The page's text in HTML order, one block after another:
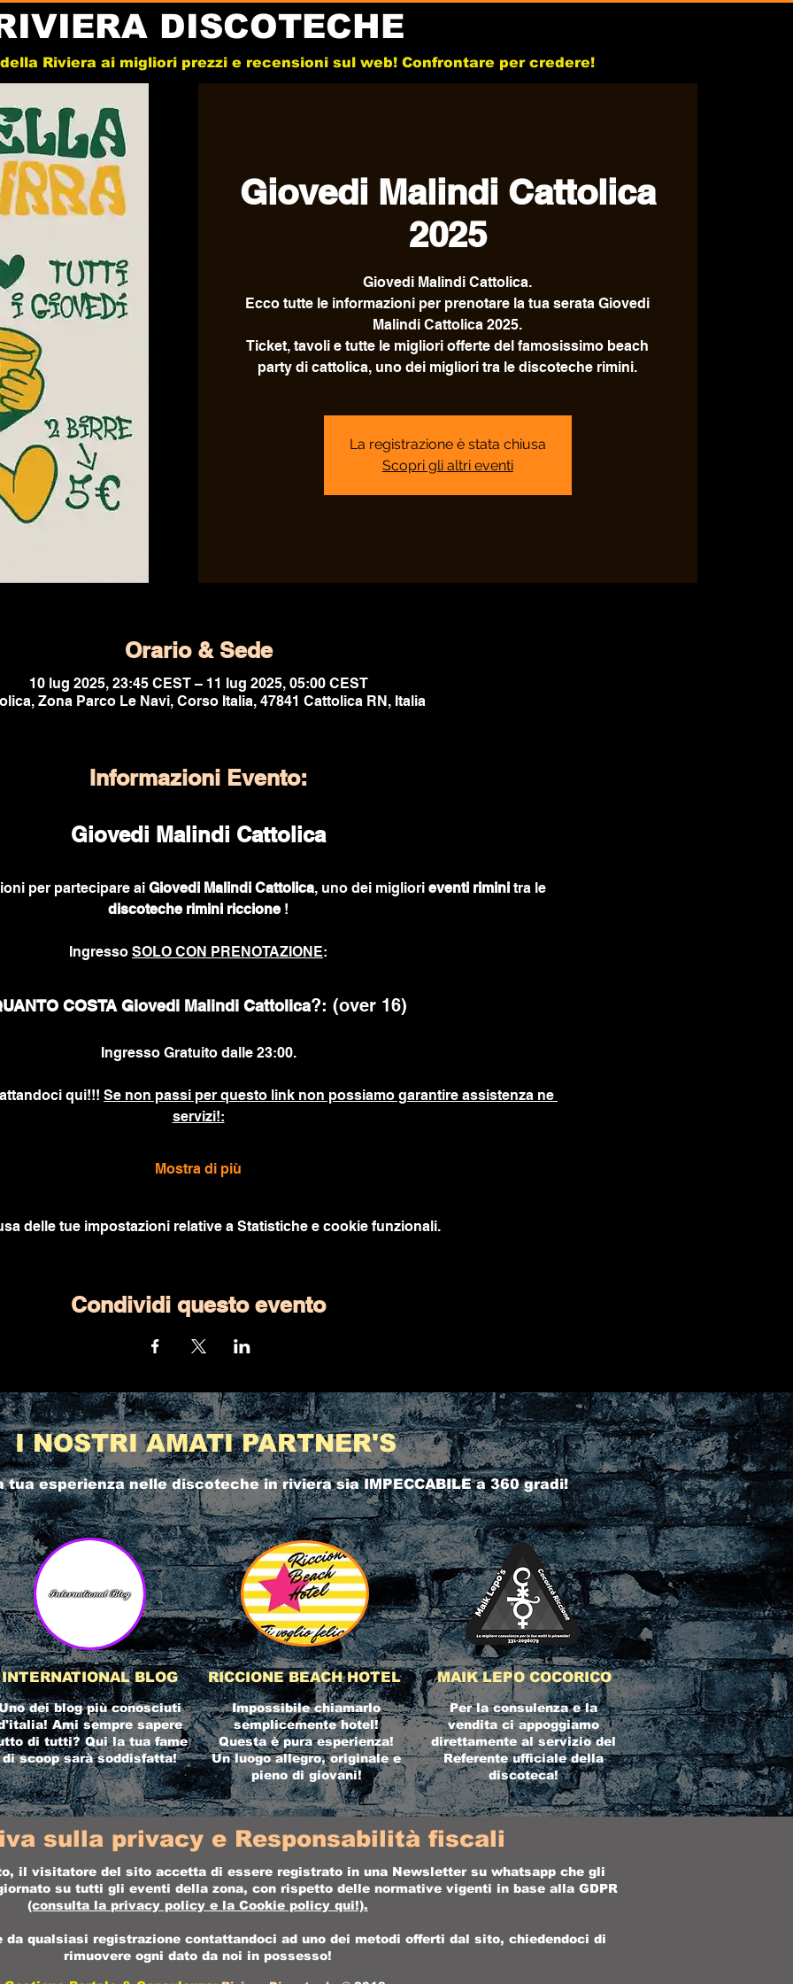
DISCOTECHE
Riviera ai migliori prezzi e recensioni sul web! Confrontare per credere!
Giovedi Malindi Cattolica
2025
Giovedi Malindi Cattolica.
Ecco tutte le informazioni per prenotare la tua serata Giovedi
Malindi Cattolica 2025.
Ticket, tavoli e tutte le migliori offerte del famosissimo beach
party di cattolica, uno dei migliori tra le discoteche rimini.
La registrazione è stata chiusa
Scopri gli altri eventi
Orario & Sede
10 lug 2025, 23:45 CEST – 11 lug 2025, 05:00 CEST
Zona Parco Le Navi, Corso Italia, 47841 Cattolica RN, Italia
Informazioni Evento:
Giovedi Malindi Cattolica
per partecipare ai Giovedi Malindi Cattolica, uno dei migliori eventi rimini tra le
discoteche rimini riccione !
Ingresso SOLO CON PRENOTAZIONE:
COSTA Giovedi Malindi Cattolica?: (over 16)
Ingresso Gratuito dalle 23:00.
qui!!! Se non passi per questo link non possiamo garantire assistenza ne
servizi!:
Mostra di più
delle tue impostazioni relative a Statistiche e cookie funzionali.
Condividi questo evento
I NOSTRI AMATI PARTNER'S
tua esperienza nellediscoteche in rivierasia IMPECCABILE a 360 gradi!
INTERNATIONAL BLOG
dei blog più conosciuti
Ami sempre sapere
di tutti? Qui la tua fame
di scoop sarà soddisfatta!
RICCIONE BEACH HOTEL
Impossibile chiamarlo
semplicemente hotel!
Questa è pura esperienza!
Un luogo allegro, originale e
pieno di giovani!
MAIK LEPO COCORICO
Per la consulenza e la
vendita ci appoggiamo
direttamente al servizio del
Referente ufficiale della
discoteca!
sulla privacy e Responsabilità fiscali
il visitatore del sito accetta di essere registrato in una Newsletter su whatsapp che gli
su tutti gli eventi della zona, con rispetto delle normative vigenti in base alla GDPR
(consulta la privacy policy e la Cookie policy qui!).
da qualsiasi registrazione contattandoci ad uno dei metodi offerti dal sito, chiedendoci di
rimuovere ogni dato da noi in possesso!